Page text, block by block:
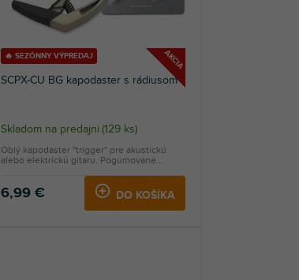
AKCIA
🔥 SEZÓNNY VÝPREDAJ
SCPX-CU BG kapodaster s rádiusom
Skladom na predajni (129 ks)
6,99 € DO KOŠÍKA
Oblý kapodaster "trigger" pre akustickú
alebo elektrickú gitaru. Pogumované...